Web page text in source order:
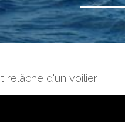
relâche d'un voilier